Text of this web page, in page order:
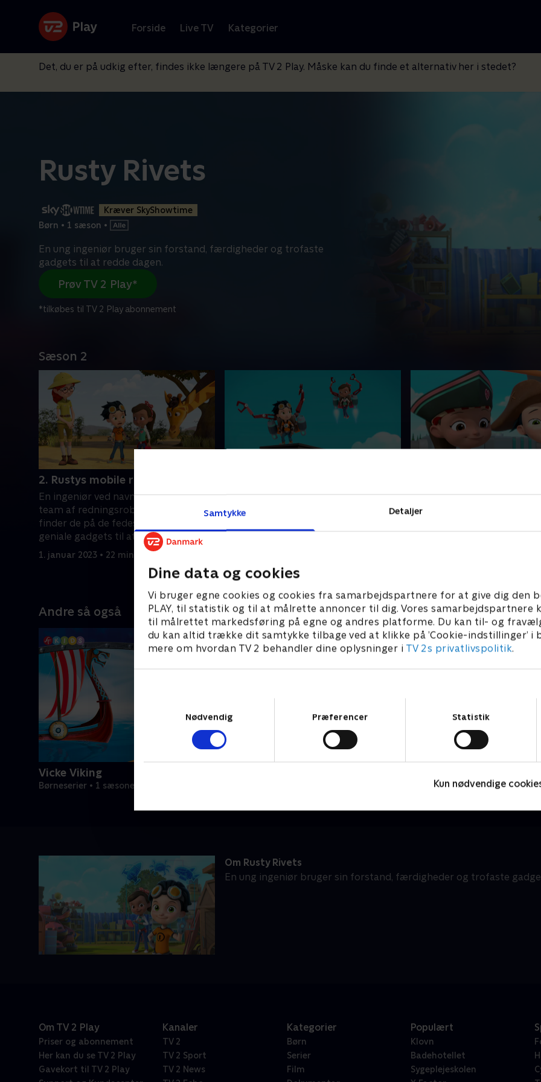
Samtykke Detaljer
Dine data og cookies
Vi bruger egne cookies og cookies fra samarbejdspartnere for at give dig den
PLAY, til statistik og til at målrette annoncer til dig. Vores samarbejdspartnere
til målrettet markedsføring på egne og andres platforme. Du kan til- og
du kan altid trække dit samtykke tilbage ved at klikke på ’Cookie-indstillinger’ i
mere om hvordan TV 2 behandler dine oplysninger i TV 2s privatlivspolitik.
Nødvendig
Præferencer Statistik
Kun nødvendige
Forside Live TV Kategorier
Det, du er på udkig efter, findes ikke længere på TV 2 Play. Måske kan du finde et alternativ her i stedet?
Rusty Rivets
Kræver SkyShowtime
Børn • 1 sæson •
En ung ingeniør bruger sin forstand, færdigheder og trofaste
gadgets til at redde dagen.
Prøv TV 2 Play*
*tilkøbes til TV 2 Play abonnement
Sæson 2
2. Rustys mobile rivetværksted
En ingeniør ved navn Rusty leder et
team af redningsrobotter. Sammen
finder de på de fedeste og mest
geniale gadgets til at opfinde sig ud
af svære situationer.
1. januar 2023 • 22 min
En ingeniør ved navn Rusty leder et
team af redningsrobotter. Sammen
En ingeniør ved navn Rusty
Andre så også
Vicke Viking
Børneserier • 1 sæsoner
Om Rusty Rivets
En ung ingeniør bruger sin forstand, færdigheder og trofaste
Om TV 2 Play
Priser og abonnement
Her kan du se TV 2 Play
Gavekort til TV 2 Play
Kanaler
TV 2
TV 2 Sport
TV 2 News
Kategorier
Børn
Serier
Film
Populært
Klovn
Badehotellet
Sygeplejeskolen